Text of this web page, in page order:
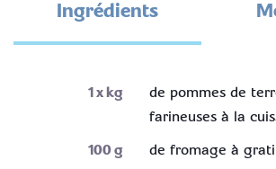
Ingrédients
1x kg
de pommes de
farineuses à la
100g
de fromage à